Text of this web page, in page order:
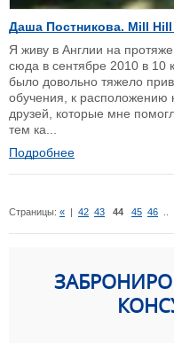
Даша Постникова. Mill
Я живу в Англии на
сюда в сентябре 2010 в 10
было довольно тяжело
обучения, к расположению
друзей, которые мне
тем ка...
Подробнее
Страницы: « | 42 43 44 45 46